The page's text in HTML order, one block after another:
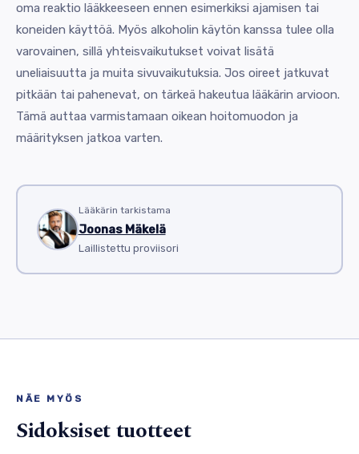
oma reaktio lääkkeeseen ennen esimerkiksi ajamisen tai
koneiden käyttöä. Myös alkoholin käytön kanssa tulee olla
varovainen, sillä yhteisvaikutukset voivat lisätä
uneliaisuutta ja muita sivuvaikutuksia. Jos oireet jatkuvat
pitkään tai pahenevat, on tärkeä hakeutua lääkärin arvioon.
Tämä auttaa varmistamaan oikean hoitomuodon ja
määrityksen jatkoa varten.
Lääkärin tarkistama
Joonas Mäkelä
Laillistettu proviisori
NÄE MYÖS
Sidoksiset tuotteet